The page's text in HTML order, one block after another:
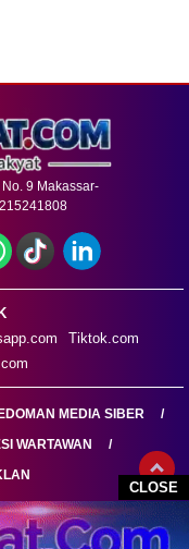
CLOSE
9 Makassar-
Tiktok.com
MEDIA SIBER
WARTAWAN